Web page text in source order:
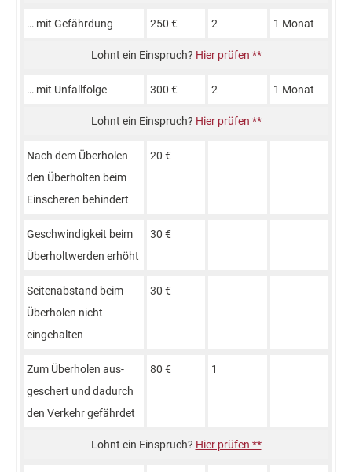
… mit Gefähr­dung 250 € 2 1 Monat
Hier prüfen **
… mit Unfall­folge 300 € 2 1 Monat
Hier prüfen **
Nach dem Überholen
den Überhol­ten beim
Ein­scheren behindert
20 €
Geschwindig­keit beim
Überholt­werden erhöht
30 €
Seiten­abstand beim
Überholen nicht
eingehalten
30 €
Zum Überholen aus­
geschert und dadurch
den Verkehr gefährdet
80 € 1
Hier prüfen **